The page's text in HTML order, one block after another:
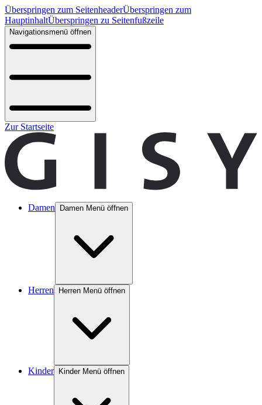
Überspringen zum SeitenheaderÜberspringen zum
HauptinhaltÜberspringen zu Seitenfußzeile
Navigationsmenü öffnen
Zur Startseite
Damen Damen Menü öffnen
Herren Herren Menü öffnen
Kinder Kinder Menü öffnen